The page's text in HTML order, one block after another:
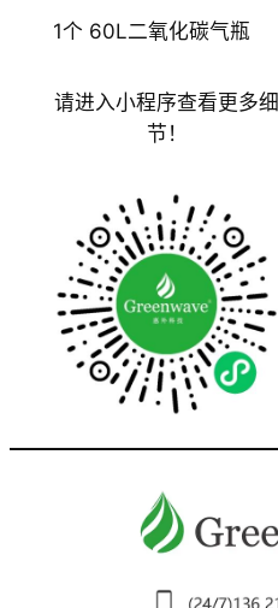
1个 60L二氧化碳气瓶
请进入小程序查看更多细
节！